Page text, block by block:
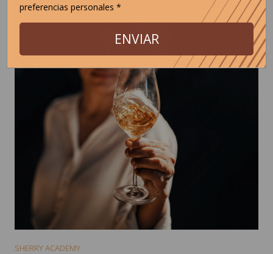
SHERRY ACADEMY
preferencias personales *
ENVIAR